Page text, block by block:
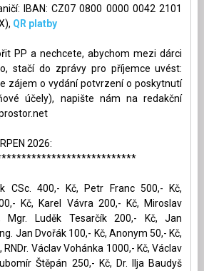
IBAN: CZ07 0800 0000 0042 2101
QR platby
PP a nechcete, abychom mezi dárci
stačí do zprávy pro příjemce uvést:
zájem o vydání potvrzení o poskytnutí
účely), napište nám na redakční
2026:
CSc. 400,- Kč, Petr Franc 500,- Kč,
Kč, Karel Vávra 200,- Kč, Miroslav
Mgr. Luděk Tesarčík 200,- Kč, Jan
Jan Dvořák 100,- Kč, Anonym 50,- Kč,
RNDr. Václav Vohánka 1000,- Kč, Václav
Štěpán 250,- Kč, Dr. Ilja Baudyš